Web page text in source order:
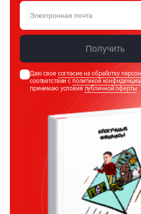
Получить
Даю свое согласие на обработку
соответствии сполитикой
принимаю условияпубличной оферты